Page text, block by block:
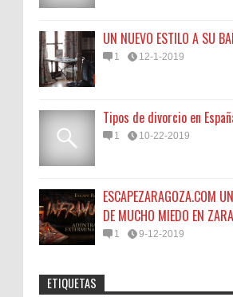
UN NUEVO ESTILO A SU
1 12-1-2019
Tipos de divorcio en
1 10-22-2019
ESCAPEZARAGOZA.COM
DE MUCHO MIEDO EN
1 9-12-2019
Anonymous:
45N
ETIQUETAS